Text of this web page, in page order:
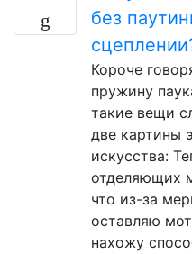
без
Короче
пружину
такие вещи
две картины
искусства:
отделяющих
что из-за
оставляю
нахожу